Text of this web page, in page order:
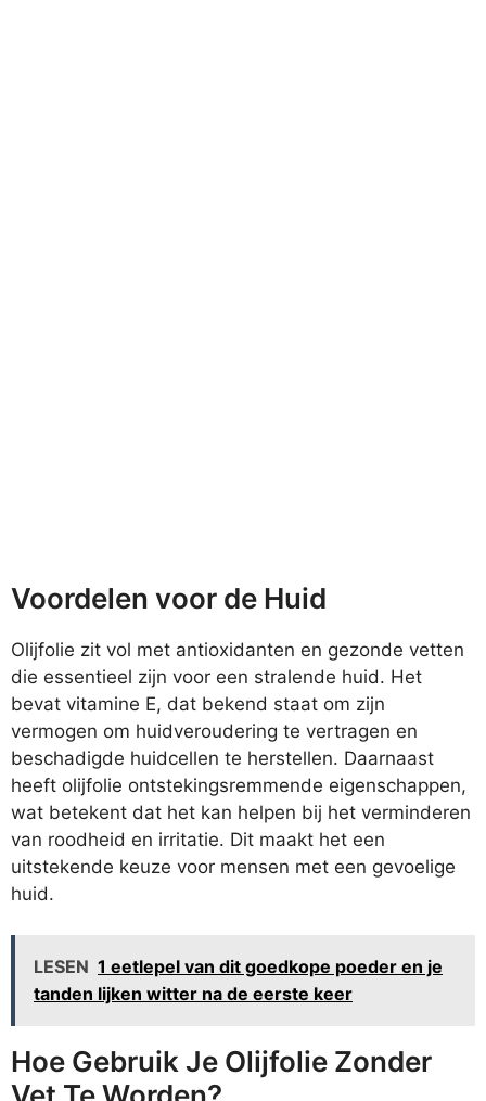
Voordelen voor de Huid
Olijfolie zit vol met antioxidanten en gezonde vetten
die essentieel zijn voor een stralende huid. Het
bevat vitamine E, dat bekend staat om zijn
vermogen om huidveroudering te vertragen en
beschadigde huidcellen te herstellen. Daarnaast
heeft olijfolie ontstekingsremmende eigenschappen,
wat betekent dat het kan helpen bij het verminderen
van roodheid en irritatie. Dit maakt het een
uitstekende keuze voor mensen met een gevoelige
huid.
LESEN 1 eetlepel van dit goedkope poeder en je
tanden lijken witter na de eerste keer
Hoe Gebruik Je Olijfolie Zonder